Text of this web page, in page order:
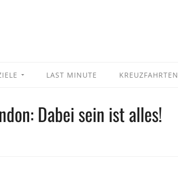
LAST MINUTE KREUZFAHRTEN
Dabei sein ist alles!